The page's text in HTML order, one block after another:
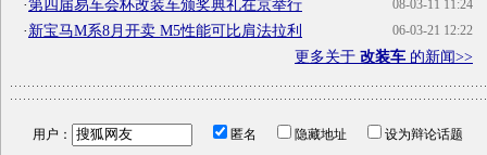
08-03-11 11:24
·第四届易车会杯改装车颁奖典礼在京举行
06-03-21 12:22
·新宝马M系8月开卖 M5性能可比肩法拉利
更多关于 改装车 的新闻>>
用户： 匿名 隐藏地址
设为辩论话题